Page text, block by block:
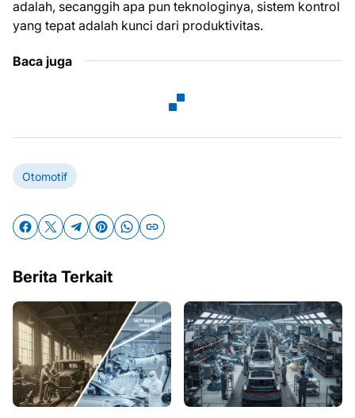
adalah, secanggih apa pun teknologinya, sistem kontrol
yang tepat adalah kunci dari produktivitas.
Baca juga
Otomotif
Berita Terkait